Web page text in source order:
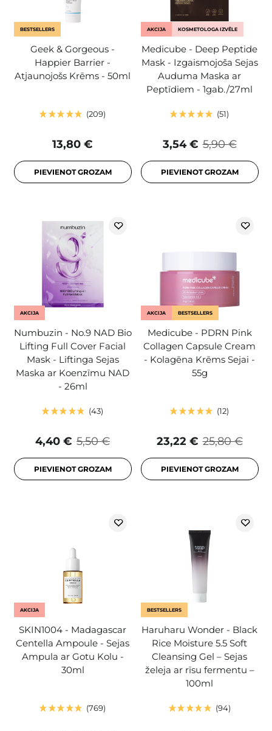
BESTSELLERS
Geek & Gorgeous -
Happier Barrier -
Atjaunojošs Krēms - 50ml
209
13,80 €
PIEVIENOT GROZAM
AKCIJA KOSMETOLOGA IZVĒLE
Medicube - Deep Peptide
Mask - Izgaismojoša Sejas
Auduma Maska ar
Peptīdiem - 1gab./27ml
51
5,90 €
3,54 €
PIEVIENOT GROZAM
AKCIJA
Numbuzin - No.9 NAD Bio
Lifting Full Cover Facial
Mask - Liftinga Sejas
Maska ar Koenzīmu NAD
- 26ml
43
5,50 €
4,40 €
PIEVIENOT GROZAM
AKCIJA BESTSELLERS
Medicube - PDRN Pink
Collagen Capsule Cream
- Kolagēna Krēms Sejai -
55g
12
25,80 €
23,22 €
PIEVIENOT GROZAM
AKCIJA
SKIN1004 - Madagascar
Centella Ampoule - Sejas
Ampula ar Gotu Kolu -
30ml
769
BESTSELLERS
Haruharu Wonder - Black
Rice Moisture 5.5 Soft
Cleansing Gel – Sejas
želeja ar rīsu fermentu –
100ml
94